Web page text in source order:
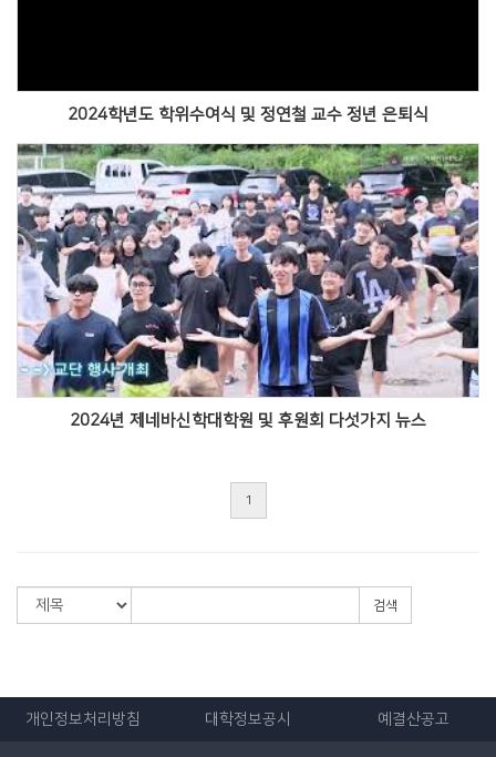
2024학년도 학위수여식 및 정연철 교수 정년 은퇴식
Views
2024년 제네바신학대학원 및 후원회 다섯가지 뉴스
1
검색
개인정보처리방침 대학정보공시 예결산공고